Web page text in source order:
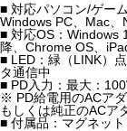
■ 対応パソコン/ゲー
Windows PC、Mac
■ 対応OS：Windows
降、Chrome OS、
■ LED：緑（LINK）
タ通信中
■ PD入力：最大：
※ PD給電用のACア
もしくは純正のACア
■ 付属品：マグネッ